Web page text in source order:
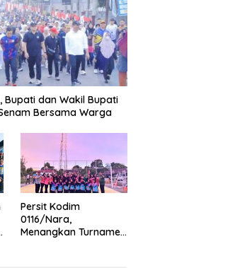
Bupati dan Wakil Bupati
Bersama Warga
Persit Kodim
0116/Nara,
Menangkan Turnamen